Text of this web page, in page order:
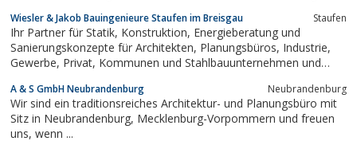
Wiesler & Jakob Bauingenieure Staufen im Breisgau Staufen
Ihr Partner für Statik, Konstruktion, Energieberatung und
Sanierungskonzepte für Architekten, Planungsbüros, Industrie,
Gewerbe, Privat, Kommunen und Stahlbauunternehmen und
A & S GmbH Neubrandenburg Neubrandenburg
Wir sind ein traditionsreiches Architektur- und Planungsbüro mit
Sitz in Neubrandenburg, Mecklenburg-Vorpommern und freuen
uns, wenn ...